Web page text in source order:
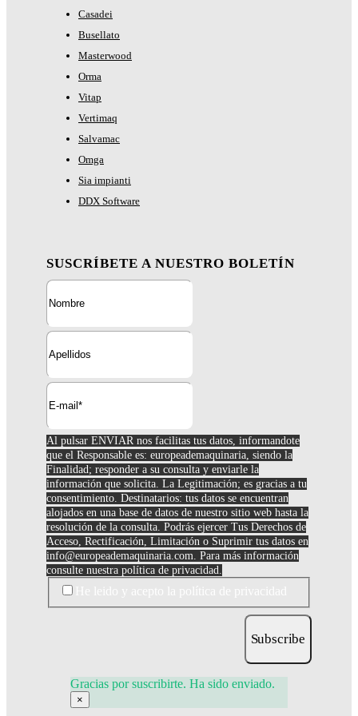
Casadei
Busellato
Masterwood
Orma
Vitap
Vertimaq
Salvamac
Omga
Sia impianti
DDX Software
SUSCRÍBETE A NUESTRO BOLETÍN
Al pulsar ENVIAR nos facilitas tus datos, informandote
que el Responsable es: europeademaquinaria, siendo la
Finalidad; responder a su consulta y enviarle la
información que solicita. La Legitimación; es gracias a tu
consentimiento. Destinatarios: tus datos se encuentran
alojados en una base de datos de nuestro sitio web hasta la
resolución de la consulta. Podrás ejercer Tus Derechos de
Acceso, Rectificación, Limitación o Suprimir tus datos en
info@europeademaquinaria.com . Para más información
consulte nuestra política de privacidad.
Subscribe
Gracias por suscribirte. Ha sido enviado.
×